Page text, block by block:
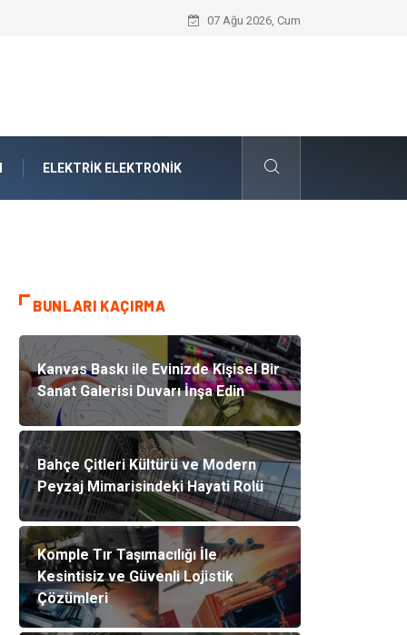
Komple Tır Taşımacılığı İle Kesintisiz
07 Ağu 2026, Cum
ELEKTRIK ELEKTRONIK
BUNLARI KAÇIRMA
Kanvas Baskı ile Evinizde Kişisel Bir
Sanat Galerisi Duvarı İnşa Edin
Bahçe Çitleri Kültürü ve Modern
Peyzaj Mimarisindeki Hayati Rolü
Komple Tır Taşımacılığı İle
Kesintisiz ve Güvenli Lojistik
Çözümleri